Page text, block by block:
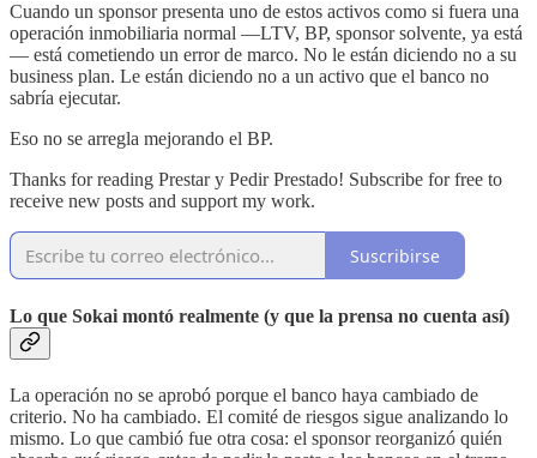
Cuando un sponsor presenta uno de estos activos como si fuera una
operación inmobiliaria normal —LTV, BP, sponsor solvente, ya está
— está cometiendo un error de marco. No le están diciendo no a su
business plan. Le están diciendo no a un activo que el banco no
sabría ejecutar.
Eso no se arregla mejorando el BP.
Thanks for reading Prestar y Pedir Prestado! Subscribe for free to
receive new posts and support my work.
Suscribirse
Lo que Sokai montó realmente (y que la prensa no cuenta así)
La operación no se aprobó porque el banco haya cambiado de
criterio. No ha cambiado. El comité de riesgos sigue analizando lo
mismo. Lo que cambió fue otra cosa: el sponsor reorganizó quién